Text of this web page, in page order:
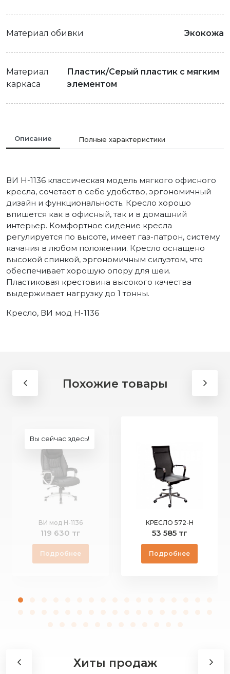
Материал обивки Экокожа
Материал
каркаса
Пластик/Серый пластик с мягким
элементом
Описание Полные характеристики
ВИ H-1136 классическая модель мягкого офисного
кресла, сочетает в себе удобство, эргономичный
дизайн и функциональность. Кресло хорошо
впишется как в офисный, так и в домашний
интерьер. Комфортное сидение кресла
регулируется по высоте, имеет газ-патрон, систему
качания в любом положении. Кресло оснащено
высокой спинкой, эргономичным силуэтом, что
обеспечивает хорошую опору для шеи.
Пластиковая крестовина высокого качества
выдерживает нагрузку до 1 тонны.
Кресло, ВИ мод Н-1136
Похожие товары
Вы сейчас здесь!
ВИ мод Н-1136
119 630 тг
Подробнее
КРЕСЛО 572-Н
53 585 тг
Подробнее
Хиты продаж